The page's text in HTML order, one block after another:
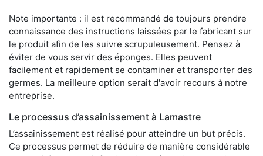
Note importante : il est recommandé de toujours prendre
connaissance des instructions laissées par le fabricant sur
le produit afin de les suivre scrupuleusement. Pensez à
éviter de vous servir des éponges. Elles peuvent
facilement et rapidement se contaminer et transporter des
germes. La meilleure option serait d'avoir recours à notre
entreprise.
Le processus d’assainissement à Lamastre
L’assainissement est réalisé pour atteindre un but précis.
Ce processus permet de réduire de manière considérable